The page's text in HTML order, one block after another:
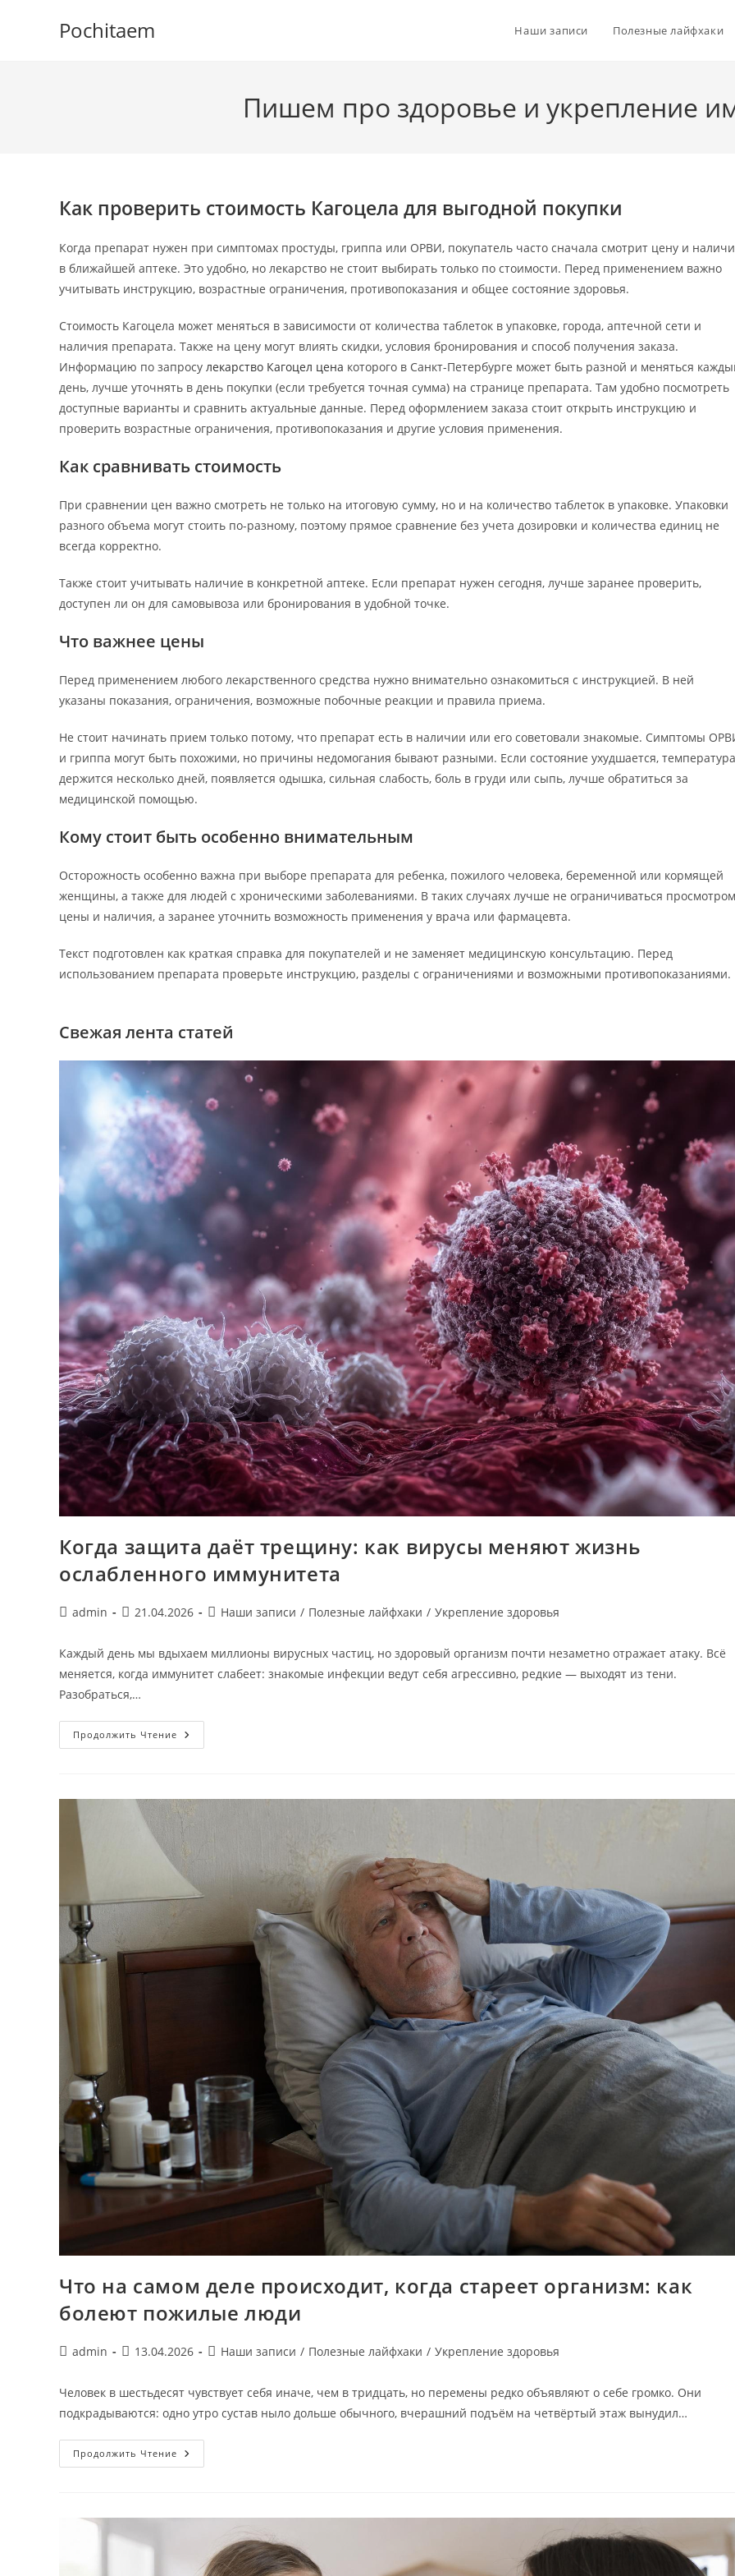
Pochitaem Наши записи Полезные лайфхаки
Пишем про здоровье и укрепление
Как проверить стоимость Кагоцела для выгодной покупки
Когда препарат нужен при симптомах простуды, гриппа или ОРВИ, покупатель часто сначала смотрит цену и
в ближайшей аптеке. Это удобно, но лекарство не стоит выбирать только по стоимости. Перед применением важно
учитывать инструкцию, возрастные ограничения, противопоказания и общее состояние здоровья.
Стоимость Кагоцела может меняться в зависимости от количества таблеток в упаковке, города, аптечной сети и
наличия препарата. Также на цену могут влиять скидки, условия бронирования и способ получения заказа.
Информацию по запросу лекарство Кагоцел цена которого в Санкт-Петербурге может быть разной и меняться
день, лучше уточнять в день покупки (если требуется точная сумма) на странице препарата. Там удобно посмотреть
доступные варианты и сравнить актуальные данные. Перед оформлением заказа стоит открыть инструкцию и
проверить возрастные ограничения, противопоказания и другие условия применения.
Как сравнивать стоимость
При сравнении цен важно смотреть не только на итоговую сумму, но и на количество таблеток в упаковке. Упаковки
разного объема могут стоить по-разному, поэтому прямое сравнение без учета дозировки и количества единиц не
всегда корректно.
Также стоит учитывать наличие в конкретной аптеке. Если препарат нужен сегодня, лучше заранее проверить,
доступен ли он для самовывоза или бронирования в удобной точке.
Что важнее цены
Перед применением любого лекарственного средства нужно внимательно ознакомиться с инструкцией. В ней
указаны показания, ограничения, возможные побочные реакции и правила приема.
Не стоит начинать прием только потому, что препарат есть в наличии или его советовали знакомые. Симптомы
и гриппа могут быть похожими, но причины недомогания бывают разными. Если состояние ухудшается, температура
держится несколько дней, появляется одышка, сильная слабость, боль в груди или сыпь, лучше обратиться за
медицинской помощью.
Кому стоит быть особенно внимательным
Осторожность особенно важна при выборе препарата для ребенка, пожилого человека, беременной или кормящей
женщины, а также для людей с хроническими заболеваниями. В таких случаях лучше не ограничиваться просмотром
цены и наличия, а заранее уточнить возможность применения у врача или фармацевта.
Текст подготовлен как краткая справка для покупателей и не заменяет медицинскую консультацию. Перед
использованием препарата проверьте инструкцию, разделы с ограничениями и возможными противопоказаниями.
Свежая лента статей
Когда защита даёт трещину: как вирусы меняют жизнь
ослабленного иммунитета
Автор
admin
Запись
21.04.2026
Рубрика
Наши записи / Полезные лайфхаки / Укрепление здоровья
Каждый день мы вдыхаем миллионы вирусных частиц, но здоровый организм почти незаметно отражает атаку. Всё
меняется, когда иммунитет слабеет: знакомые инфекции ведут себя агрессивно, редкие — выходят из тени.
Разобраться,…
Продолжить Чтение Когда
Защита
Меняют
Жизнь
Ослабленного
Иммунитета
Что на самом деле происходит, когда стареет организм: как
болеют пожилые люди
Автор
admin
Запись
13.04.2026
Рубрика
Наши записи / Полезные лайфхаки / Укрепление здоровья
Человек в шестьдесят чувствует себя иначе, чем в тридцать, но перемены редко объявляют о себе громко. Они
подкрадываются: одно утро сустав ныло дольше обычного, вчерашний подъём на четвёртый этаж вынудил…
Продолжить Чтение Что
На
Стареет
Болеют
Пожилые